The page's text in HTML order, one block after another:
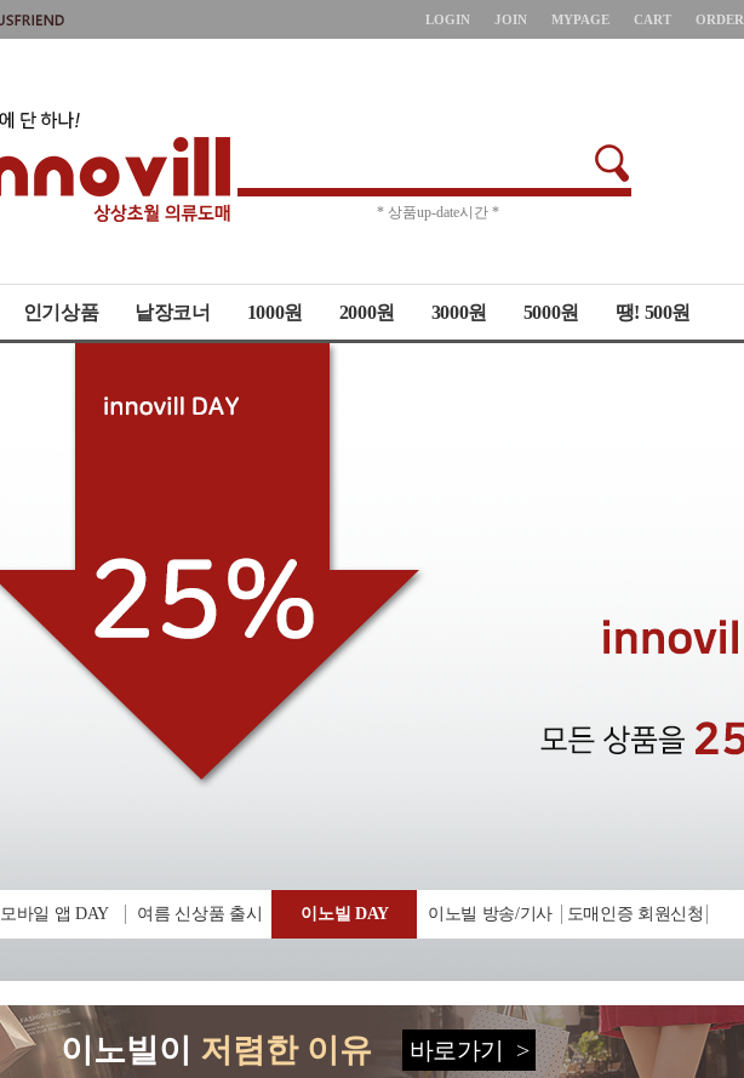
LOGIN JOIN MYPAGE CART ORDER
* 주문취소 제한 *
인기상품 낱장코너 1000원 2000원 3000원 5000원 땡! 500원
모바일 앱 DAY 여름 신상품 출시 이노빌 DAY 이노빌 방송/기사 도매인증 회원신청
이노빌이 저렴한 이유 바로가기 >